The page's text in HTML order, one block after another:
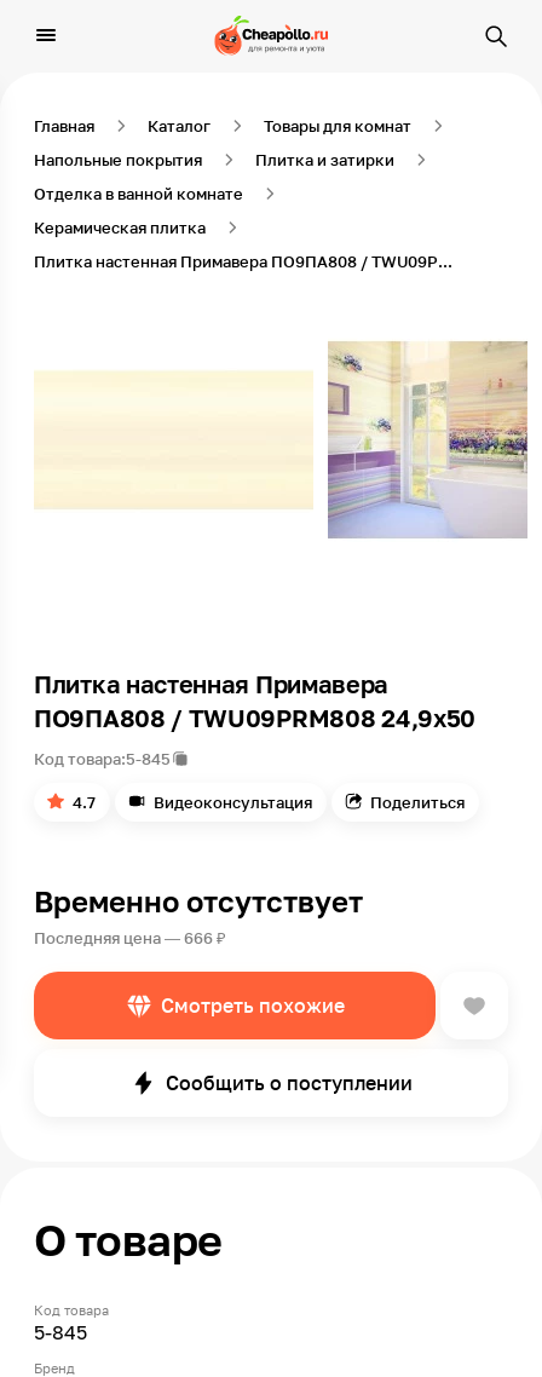
Главная Каталог
Товары для комнат
Напольные покрытия
Плитка и затирки
Отделка в ванной комнате
Керамическая плитка
Плитка настенная Примавера ПО9ПА808 / TWU09PRM808 24,9х50
Плитка настенная Примавера
ПО9ПА808 / TWU09PRM808 24,9х50
Код товара:5-845
4.7 Видеоконсультация Поделиться
Временно отсутствует
Последняя цена — 666 ₽
Смотреть похожие
Сообщить о поступлении
О товаре
Код товара
5-845
Бренд